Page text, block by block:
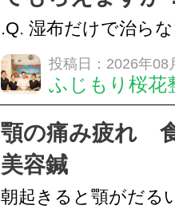
つながることがあり
.Q. 湿布だけで治ら
らえますか？A. はい
湿布は痛みを和らげ
すが、原因そのもの
いこともあります。
原因を確認し、お一
投稿日：2026年08
ふじもり桜花
顎の痛み疲れ
美容鍼
朝起きると顎がだる